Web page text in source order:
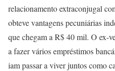
relacionamento extraconjugal
obteve vantagens pecuniárias
que chegam a R$ 40 mil. O ex-
a fazer vários empréstimos
iam passar a viver juntos como